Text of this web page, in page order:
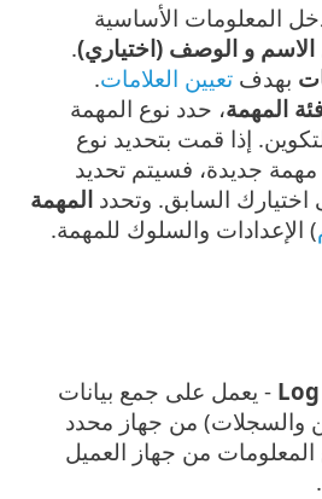
المعلومات الأساسية
الاسم و الوصف (اختياري).
بهدف تعيين العلامات.
المهمة، حدد نوع المهمة
إذا قمت بتحديد نوع
جديدة، فسيتم تحديد
اختيارك السابق. وتحدد المهمة
) الإعدادات والسلوك للمهمة.
- يعمل على جمع بيانات
والسجلات) من جهاز محدد
من جهاز العميل